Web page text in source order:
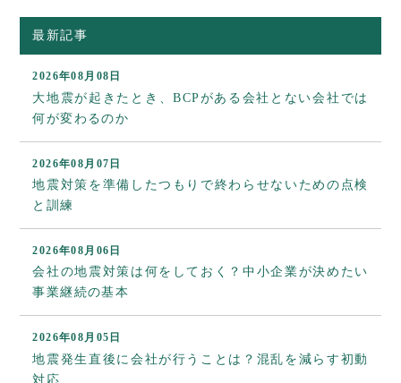
最新記事
2026年08月08日
大地震が起きたとき、BCPがある会社とない会社では
何が変わるのか
2026年08月07日
地震対策を準備したつもりで終わらせないための点検
と訓練
2026年08月06日
会社の地震対策は何をしておく？中小企業が決めたい
事業継続の基本
2026年08月05日
地震発生直後に会社が行うことは？混乱を減らす初動
対応